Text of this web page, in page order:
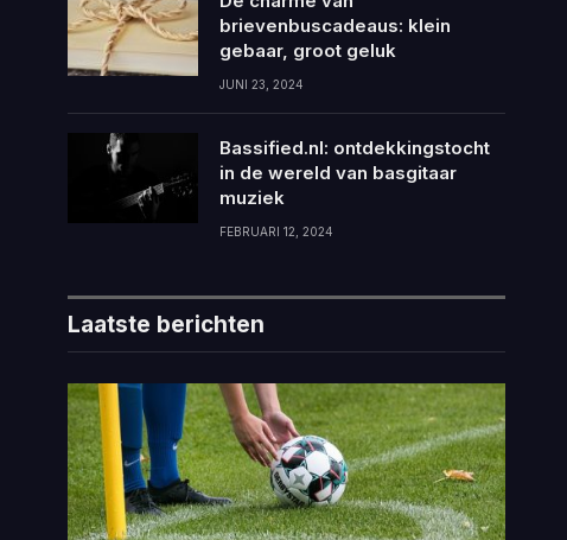
brievenbuscadeaus: klein
gebaar, groot geluk
JUNI 23, 2024
Bassified.nl: ontdekkingstocht
in de wereld van basgitaar
muziek
FEBRUARI 12, 2024
Laatste berichten